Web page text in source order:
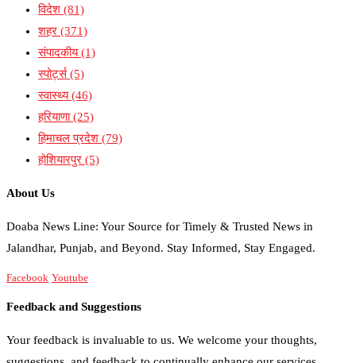
विदेश (81)
शहर (371)
संपादकीय(1)
स्पोर्ट्स(5)
स्वास्थ्य(46)
हरियाणा(25)
हिमाचल प्रदेश (79)
होशियारपुर (5)
About Us
Doaba News Line: Your Source for Timely & Trusted News in
Jalandhar, Punjab, and Beyond. Stay Informed, Stay Engaged.
Facebook Youtube
Feedback and Suggestions
Your feedback is invaluable to us. We welcome your thoughts,